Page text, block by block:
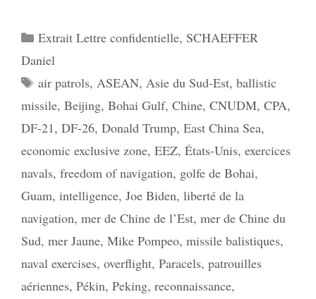
Catégories
Extrait Lettre confidentielle, SCHAEFFER
Daniel
Étiquettes
air patrols, ASEAN, Asie du Sud-Est, ballistic
missile, Beijing, Bohai Gulf, Chine, CNUDM, CPA,
DF-21, DF-26, Donald Trump, East China Sea,
economic exclusive zone, EEZ, États-Unis, exercices
navals, freedom of navigation, golfe de Bohai,
Guam, intelligence, Joe Biden, liberté de la
navigation, mer de Chine de l’Est, mer de Chine du
Sud, mer Jaune, Mike Pompeo, missile balistiques,
naval exercises, overflight, Paracels, patrouilles
aériennes, Pékin, Peking, reconnaissance,